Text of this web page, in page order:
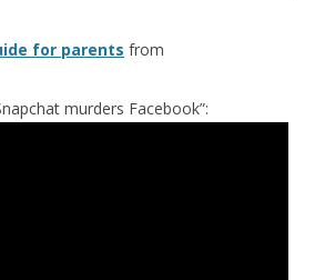
for parents from
murders Facebook”: